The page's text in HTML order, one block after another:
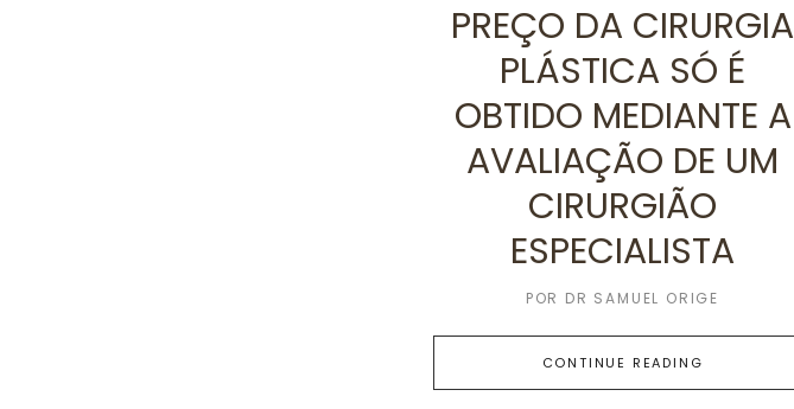
PREÇO DA CIRURGIA
PLÁSTICA SÓ É
OBTIDO MEDIANTE A
AVALIAÇÃO DE UM
CIRURGIÃO
ESPECIALISTA
POR DR SAMUEL ORIGE
CONTINUE READING